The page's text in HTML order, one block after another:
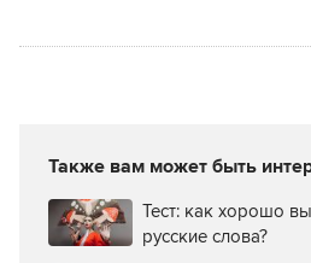
Также вам может быть
Тест: как хорошо
русские слова?